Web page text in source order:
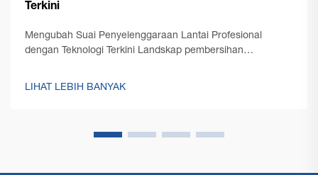
Terkini
Mengubah Suai Penyelenggaraan Lantai Profesional
dengan Teknologi Terkini Landskap pembersihan
dengan kemunculan teknologi mesin pembersih lantai
LIHAT LEBIH BANYAK